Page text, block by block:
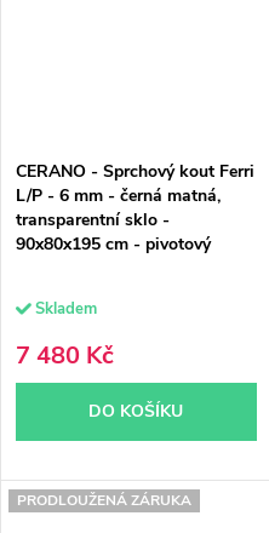
CERANO - Sprchový kout Ferri
L/P - 6 mm - černá matná,
transparentní sklo -
90x80x195 cm - pivotový
Skladem
7 480 Kč
DO KOŠÍKU
PRODLOUŽENÁ ZÁRUKA